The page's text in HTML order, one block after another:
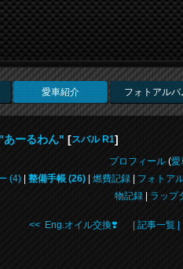
愛車紹介 フォトアルバ
あーるわん" [スバル R1]
プロフィール(愛
(4)| 整備手帳 (26)| 燃費記録| フォトア
物記録| ラップ
<< Eng.オイル交換❣️ | 記事一覧 |